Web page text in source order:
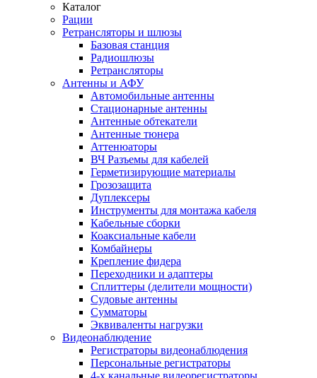
Каталог
Рации
Ретрансляторы и шлюзы
Базовая станция
Радиошлюзы
Ретрансляторы
Антенны и АФУ
Автомобильные антенны
Стационарные антенны
Антенные обтекатели
Антенные тюнера
Аттенюаторы
ВЧ Разъемы для кабелей
Герметизирующие материалы
Грозозащита
Дуплексеры
Инструменты для монтажа кабеля
Кабельные сборки
Коаксиальные кабели
Комбайнеры
Крепление фидера
Переходники и адаптеры
Сплиттеры (делители мощности)
Судовые антенны
Сумматоры
Эквиваленты нагрузки
Видеонаблюдение
Регистраторы видеонаблюдения
Персональные регистраторы
4-х канальные видеорегистраторы